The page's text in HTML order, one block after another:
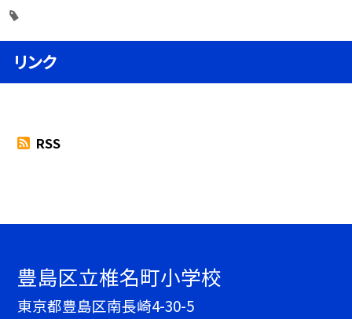
リンク
RSS
豊島区立椎名町小学校
東京都豊島区南長崎4-30-5